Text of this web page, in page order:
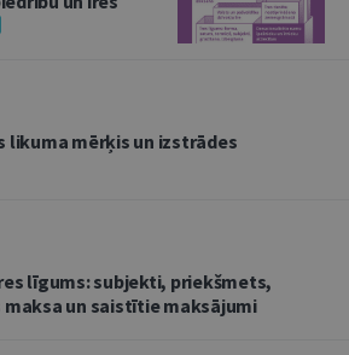
likuma mērķis un izstrādes
līgums: subjekti, priekšmets,
un saistītie maksājumi